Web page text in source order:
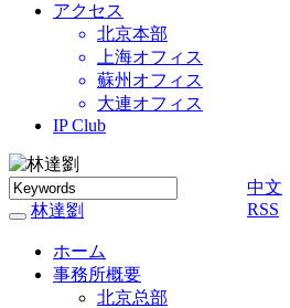
アクセス
北京本部
上海オフィス
蘇州オフィス
大連オフィス
IP Club
中文
RSS
林
林達劉
ホーム
事務所概要
北京总部